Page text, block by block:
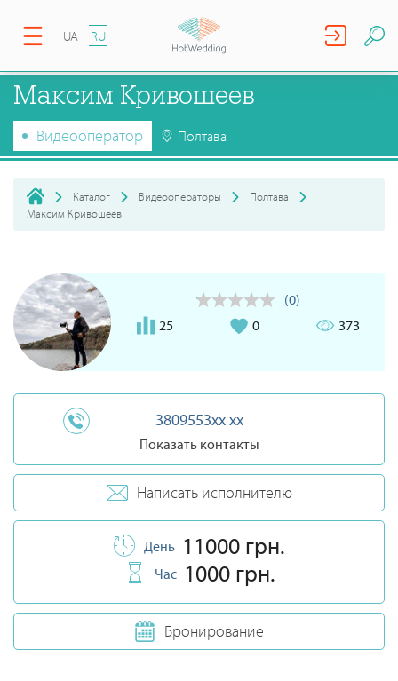
UA RU
Максим Кривошеев
Видеооператор Полтава
Каталог Видеооператоры
Полтава
Максим Кривошеев
(0)
25
0 373
3809553xx xx
Показать контакты
Написать исполнителю
День 11000 грн.
Час 1000 грн.
Бронирование